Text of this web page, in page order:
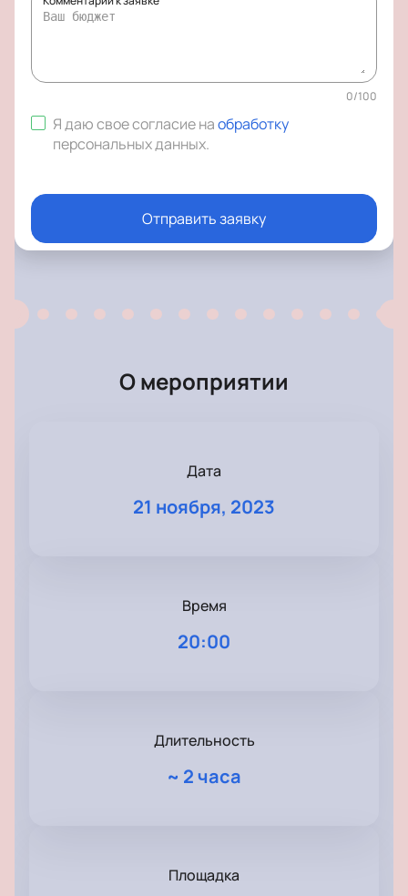
0/100
Я даю свое согласие наобработку
персональных данных.
Отправить заявку
О мероприятии
Дата
21 ноября, 2023
Время
20:00
Длительность
~ 2 часа
Площадка